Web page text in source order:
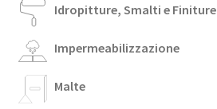
Idropitture, Smalti e Finiture
Impermeabilizzazione
Malte